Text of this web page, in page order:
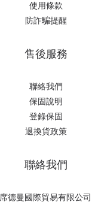
使用條款
防詐騙提醒
售後服務
聯絡我們
保固說明
登錄保固
退換貨政策
聯絡我們
席德曼國際貿易有限公司